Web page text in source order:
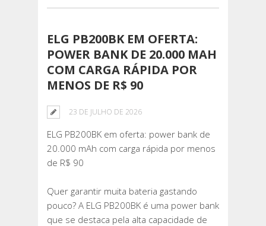
ELG PB200BK EM OFERTA:
POWER BANK DE 20.000 MAH
COM CARGA RÁPIDA POR
MENOS DE R$ 90
23 DE JULHO DE 2026
ELG PB200BK em oferta: power bank de
20.000 mAh com carga rápida por menos
de R$ 90
Quer garantir muita bateria gastando
pouco? A ELG PB200BK é uma power bank
que se destaca pela alta capacidade de